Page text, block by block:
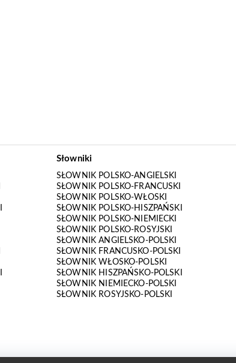
Słowniki
SŁOWNIK POLSKO-ANGIELSKI
SŁOWNIK POLSKO-FRANCUSKI
SŁOWNIK POLSKO-WŁOSKI
SŁOWNIK POLSKO-HISZPAŃSKI
SŁOWNIK POLSKO-NIEMIECKI
SŁOWNIK POLSKO-ROSYJSKI
SŁOWNIK ANGIELSKO-POLSKI
SŁOWNIK FRANCUSKO-POLSKI
SŁOWNIK WŁOSKO-POLSKI
SŁOWNIK HISZPAŃSKO-POLSKI
SŁOWNIK NIEMIECKO-POLSKI
SŁOWNIK ROSYJSKO-POLSKI